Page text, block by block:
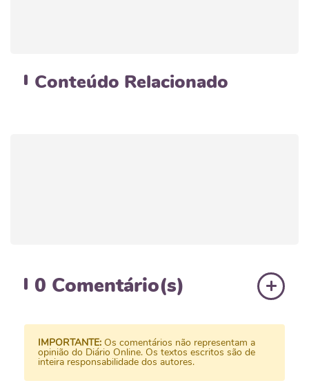
Conteúdo Relacionado
0 Comentário(s)
IMPORTANTE: Os comentários não representam a
opinião do Diário Online. Os textos escritos são de
inteira responsabilidade dos autores.